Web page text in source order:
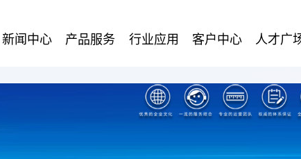
新闻中心 产品服务 行业应用 客户中心 人才广